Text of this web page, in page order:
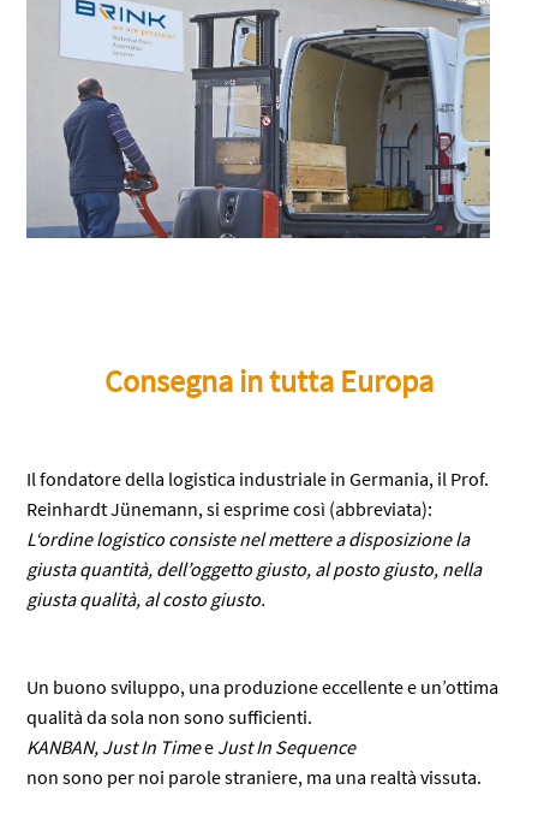
Consegna in tutta Europa
Il fondatore della logistica industriale in Germania, il Prof.
Reinhardt Jünemann, si esprime così (abbreviata):
L‘ordine logistico consiste nel mettere a disposizione la
giusta quantità, dell’oggetto giusto, al posto giusto, nella
giusta qualità, al costo giusto.
Un buono sviluppo, una produzione eccellente e un’ottima
qualità da sola non sono sufficienti.
KANBAN, Just In Timee Just In Sequence
non sono per noi parole straniere, ma una realtà vissuta.